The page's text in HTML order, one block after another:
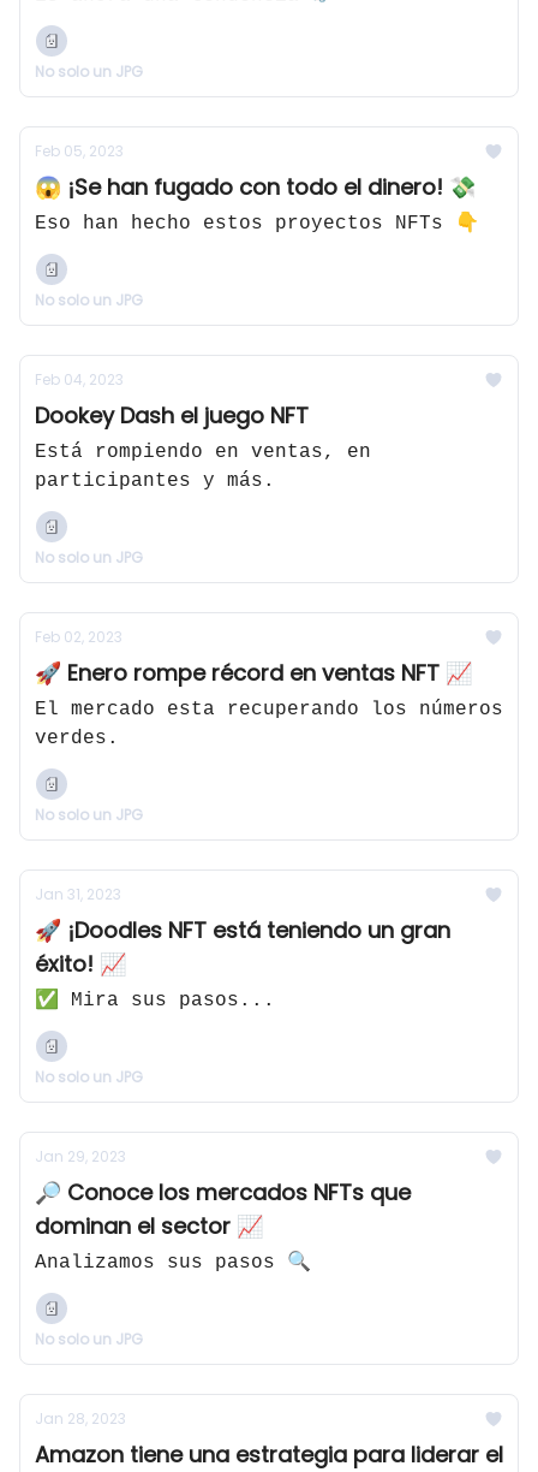
No solo un JPG
Feb 05, 2023
😱 ¡Se han fugado con todo el dinero! 💸
Eso han hecho estos proyectos NFTs 👇
No solo un JPG
Feb 04, 2023
Dookey Dash el juego NFT
Está rompiendo en ventas, en
participantes y más.
No solo un JPG
Feb 02, 2023
🚀 Enero rompe récord en ventas NFT 📈
El mercado esta recuperando los números
verdes.
No solo un JPG
Jan 31, 2023
🚀 ¡Doodles NFT está teniendo un gran
éxito! 📈
✅ Mira sus pasos...
No solo un JPG
Jan 29, 2023
🔎 Conoce los mercados NFTs que
dominan el sector 📈
Analizamos sus pasos 🔍
No solo un JPG
Jan 28, 2023
Amazon tiene una estrategia para liderar el